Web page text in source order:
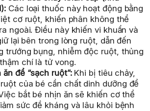
Các loại thuốc này hoạt động bằng
cơ ruột, khiến phân không thể
ngoài. Điều này khiến vi khuẩn và
lại bên trong lòng ruột, dẫn đến
trướng bụng, nhiễm độc ruột, thủng
chí là tử vong.
ăn để “sạch ruột”:Khi bị tiêu chảy,
của bé cần chất dinh dưỡng để
bắt bé nhịn ăn sẽ khiến cơ thể
sức đề kháng và lâu khỏi bệnh